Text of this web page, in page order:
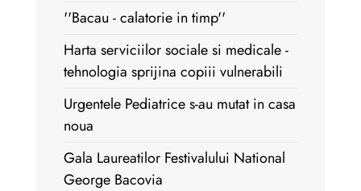
''Bacau - calatorie in timp''
Harta serviciilor sociale si medicale -
tehnologia sprijina copiii vulnerabili
Urgentele Pediatrice s-au mutat in casa
noua
Gala Laureatilor Festivalului National
George Bacovia